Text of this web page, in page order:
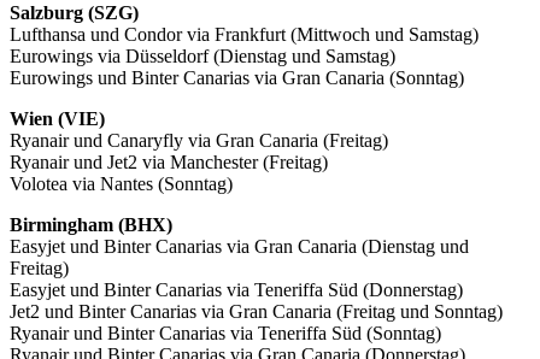
Salzburg (SZG)
Lufthansa und Condor via Frankfurt (Mittwoch und Samstag)
Eurowings via Düsseldorf (Dienstag und Samstag)
Eurowings und Binter Canarias via Gran Canaria (Sonntag)
Wien (VIE)
Ryanair und Canaryfly via Gran Canaria (Freitag)
Ryanair und Jet2 via Manchester (Freitag)
Volotea via Nantes (Sonntag)
Birmingham (BHX)
Easyjet und Binter Canarias via Gran Canaria (Dienstag und
Freitag)
Easyjet und Binter Canarias via Teneriffa Süd (Donnerstag)
Jet2 und Binter Canarias via Gran Canaria (Freitag und Sonntag)
Ryanair und Binter Canarias via Teneriffa Süd (Sonntag)
Ryanair und Binter Canarias via Gran Canaria (Donnerstag)